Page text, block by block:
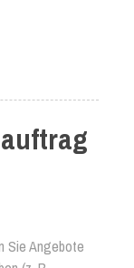
So
Lexware viel
in Ihrem
Sie Angebote